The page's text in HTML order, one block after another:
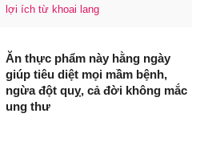
lợi ích từ khoai lang
Ăn thực phẩm này hằng ngày
giúp tiêu diệt mọi mầm bệnh,
ngừa đột quỵ, cả đời không mắc
ung thư